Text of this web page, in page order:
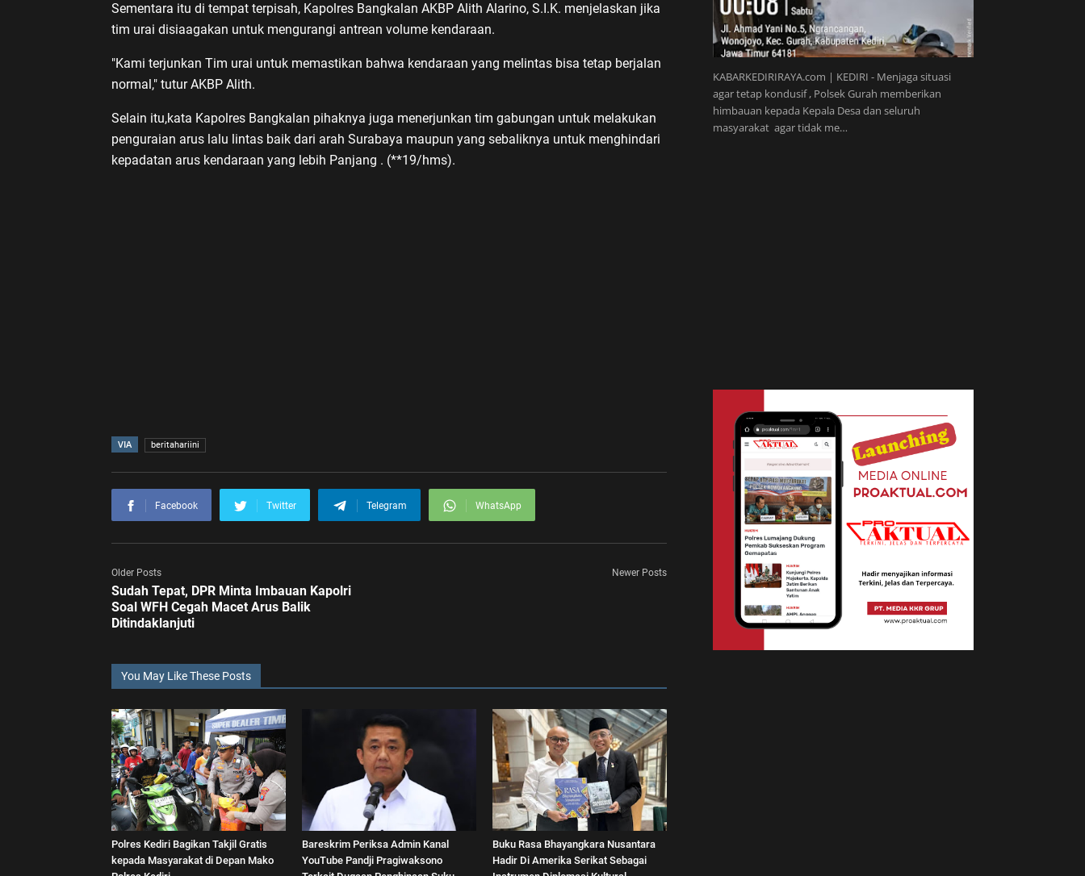
Sementara itu di tempat terpisah, Kapolres Bangkalan AKBP Alith Alarino, S.I.K. menjelaskan jika
tim urai disiaagakan untuk mengurangi antrean volume kendaraan.
"Kami terjunkan Tim urai untuk memastikan bahwa kendaraan yang melintas bisa tetap berjalan
normal," tutur AKBP Alith.
Selain itu,kata Kapolres Bangkalan pihaknya juga menerjunkan tim gabungan untuk melakukan
penguraian arus lalu lintas baik dari arah Surabaya maupun yang sebaliknya untuk menghindari
kepadatan arus kendaraan yang lebih Panjang . (**19/hms).
VIA beritahariini
Facebook Twitter Telegram WhatsApp
Older Posts
Sudah Tepat, DPR Minta Imbauan Kapolri
Soal WFH Cegah Macet Arus Balik
Ditindaklanjuti
Newer Posts
You May Like These Posts
Polres Kediri Bagikan Takjil Gratis
kepada Masyarakat di Depan Mako
Bareskrim Periksa Admin Kanal
YouTube Pandji Pragiwaksono
Buku Rasa Bhayangkara Nusantara
Hadir Di Amerika Serikat Sebagai
KABARKEDIRIRAYA.com | KEDIRI - Menjaga situasi
agar tetap kondusif , Polsek Gurah memberikan
himbauan kepada Kepala Desa dan seluruh
masyarakat agar tidak me…